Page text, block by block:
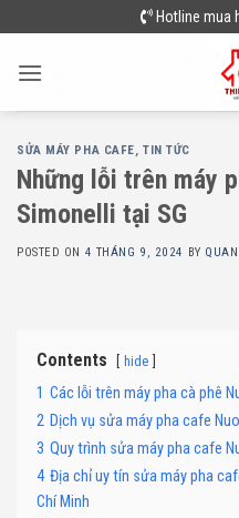
to
content
Hotline mua
SỬA MÁY PHA CAFE,TIN TỨC
Những lỗi trên máy
Simonelli tại SG
POSTED ON 4 THÁNG 9, 2024 BY
Contents hide
1 Các lỗi trên máy pha cà phê
2 Dịch vụ sửa máy pha cafe
3 Quy trình sửa máy pha cafe
4 Địa chỉ uy tín sửa máy pha
Chí Minh